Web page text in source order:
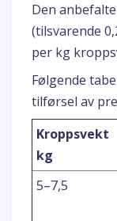
Den
(tilsvarende
per kg
Følgende
tilførsel av
Kroppsvekt
kg
5–7,5